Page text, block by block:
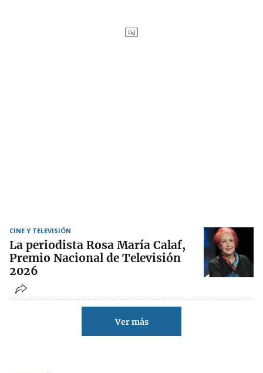
CINE Y TELEVISIÓN
La periodista Rosa María Calaf,
Premio Nacional de Televisión
2026
Ver más